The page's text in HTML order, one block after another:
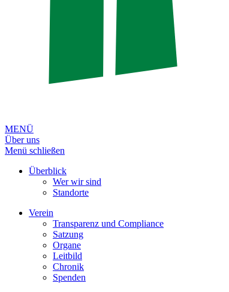
MENÜ
Über uns
Menü schließen
Überblick
Wer wir sind
Standorte
Verein
Transparenz und Compliance
Satzung
Organe
Leitbild
Chronik
Spenden